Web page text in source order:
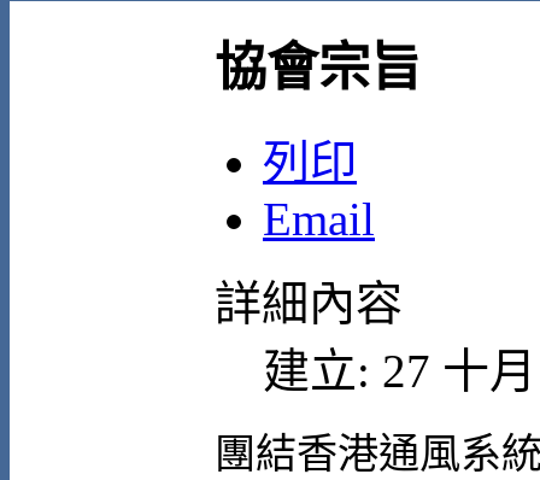
協會宗旨
列印
Email
詳細內容
建立: 27 十
團結香港通風系